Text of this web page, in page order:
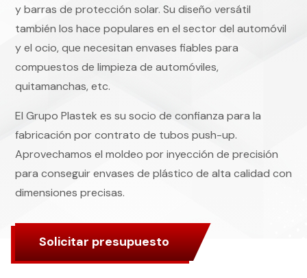
y barras de protección solar. Su diseño versátil
también los hace populares en el sector del automóvil
y el ocio, que necesitan envases fiables para
compuestos de limpieza de automóviles,
quitamanchas, etc.
El Grupo Plastek es su socio de confianza para la
fabricación por contrato de tubos push-up.
Aprovechamos el moldeo por inyección de precisión
para conseguir envases de plástico de alta calidad con
dimensiones precisas.
Solicitar presupuesto